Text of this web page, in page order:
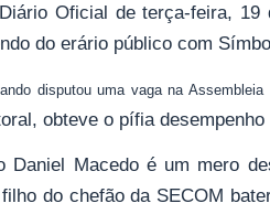
Oficial de terça-feira,
do erário público com
disputou uma vaga na
obteve o pífia
Daniel Macedo é um mero
do chefão da SECOM